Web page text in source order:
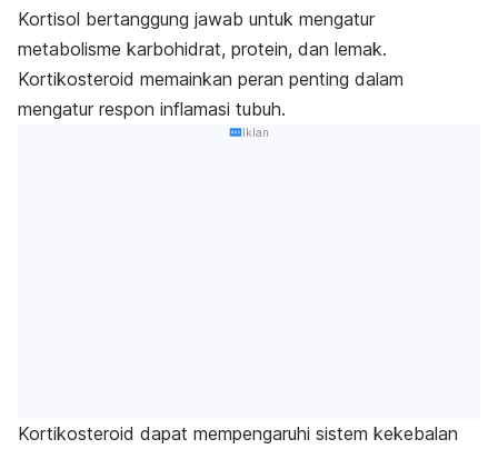
Kortisol bertanggung jawab untuk mengatur
metabolisme karbohidrat, protein, dan lemak.
Kortikosteroid memainkan peran penting dalam
mengatur respon inflamasi tubuh.
Iklan
Kortikosteroid dapat mempengaruhi sistem kekebalan